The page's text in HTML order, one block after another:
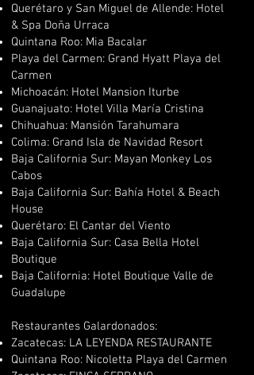
Querétaro y San Miguel de Allende: Hotel
& Spa Doña Urraca
Quintana Roo: Mia Bacalar
Playa del Carmen: Grand Hyatt Playa del
Carmen
Michoacán: Hotel Mansion Iturbe
Guanajuato: Hotel Villa María Cristina
Chihuahua: Mansión Tarahumara
Colima: Grand Isla de Navidad Resort
Baja California Sur: Mayan Monkey Los
Cabos
Baja California Sur: Bahía Hotel & Beach
House
Querétaro: El Cantar del Viento
Baja California Sur: Casa Bella Hotel
Boutique
Baja California: Hotel Boutique Valle de
Guadalupe
Restaurantes Galardonados:
Zacatecas: LA LEYENDA RESTAURANTE
Quintana Roo: Nicoletta Playa del Carmen